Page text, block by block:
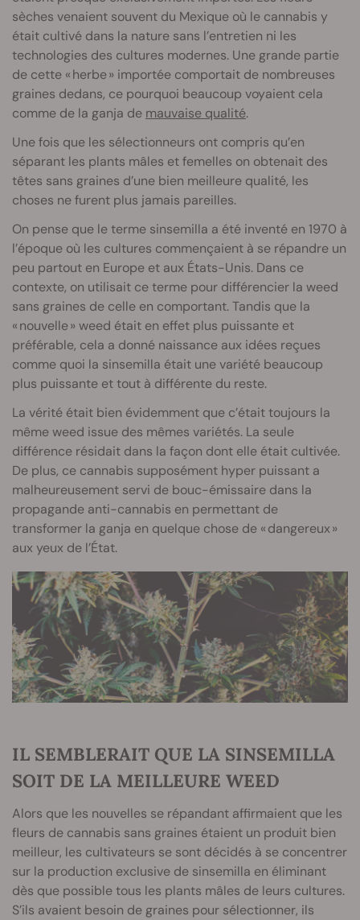
sèches venaient souvent du Mexique où le cannabis y
était cultivé dans la nature sans l’entretien ni les
technologies des cultures modernes. Une grande partie
de cette « herbe » importée comportait de nombreuses
graines dedans, ce pourquoi beaucoup voyaient cela
comme de la ganja de mauvaise qualité.
Une fois que les sélectionneurs ont compris qu’en
séparant les plants mâles et femelles on obtenait des
têtes sans graines d’une bien meilleure qualité, les
choses ne furent plus jamais pareilles.
On pense que le terme sinsemilla a été inventé en 1970 à
l’époque où les cultures commençaient à se répandre un
peu partout en Europe et aux États-Unis. Dans ce
contexte, on utilisait ce terme pour différencier la weed
sans graines de celle en comportant. Tandis que la
« nouvelle » weed était en effet plus puissante et
préférable, cela a donné naissance aux idées reçues
comme quoi la sinsemilla était une variété beaucoup
plus puissante et tout à différente du reste.
La vérité était bien évidemment que c’était toujours la
même weed issue des mêmes variétés. La seule
différence résidait dans la façon dont elle était cultivée.
De plus, ce cannabis supposément hyper puissant a
malheureusement servi de bouc-émissaire dans la
propagande anti-cannabis en permettant de
transformer la ganja en quelque chose de « dangereux »
aux yeux de l’État.
IL SEMBLERAIT QUE LA SINSEMILLA
SOIT DE LA MEILLEURE WEED
Alors que les nouvelles se répandant affirmaient que les
fleurs de cannabis sans graines étaient un produit bien
meilleur, les cultivateurs se sont décidés à se concentrer
sur la production exclusive de sinsemilla en éliminant
dès que possible tous les plants mâles de leurs cultures.
S’ils avaient besoin de graines pour sélectionner, ils